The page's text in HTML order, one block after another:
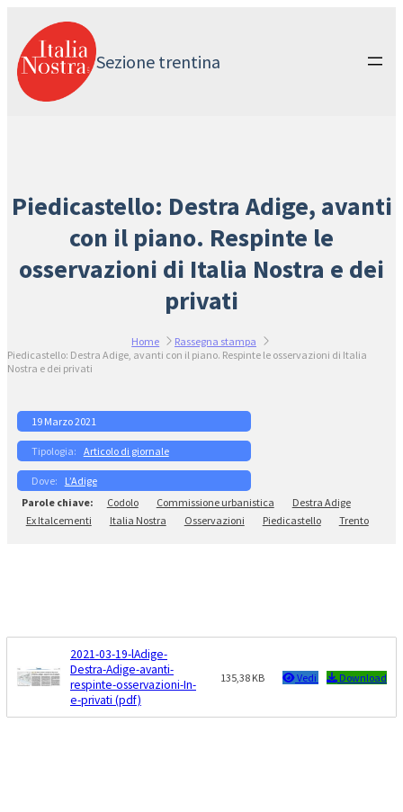
contenuto
Sezione trentina
Piedicastello: Destra Adige, avanti
con il piano. Respinte le
osservazioni di Italia Nostra e dei
privati
Home
Rassegna stampa
Piedicastello: Destra Adige, avanti con il piano. Respinte le osservazioni di Italia
Nostra e dei privati
19 Marzo 2021
Articolo di giornale
L’Adige
Codolo
Commissione urbanistica
Destra Adige
Ex Italcementi
Italia Nostra Osservazioni Piedicastello Trento
2021-03-19-lAdige-
Destra-Adige-avanti-
respinte-osservazioni-In-
e-privati (pdf)
135,38 KB Vedi Download